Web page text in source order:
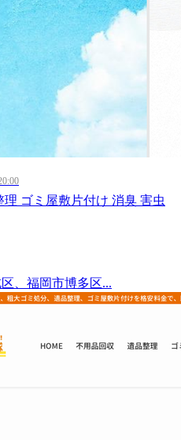
理 ゴミ屋敷片付け 消臭 害虫
、福岡市博多区...